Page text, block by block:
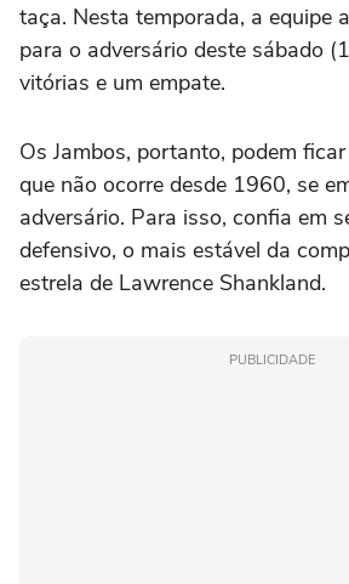
taça. Nesta temporada, a equipe
para o adversário deste sábado
vitórias e um empate.
Os Jambos, portanto, podem
que não ocorre desde 1960, se
adversário. Para isso, confia em
defensivo, o mais estável da
estrela de Lawrence Shankland.
PUBLICIDADE